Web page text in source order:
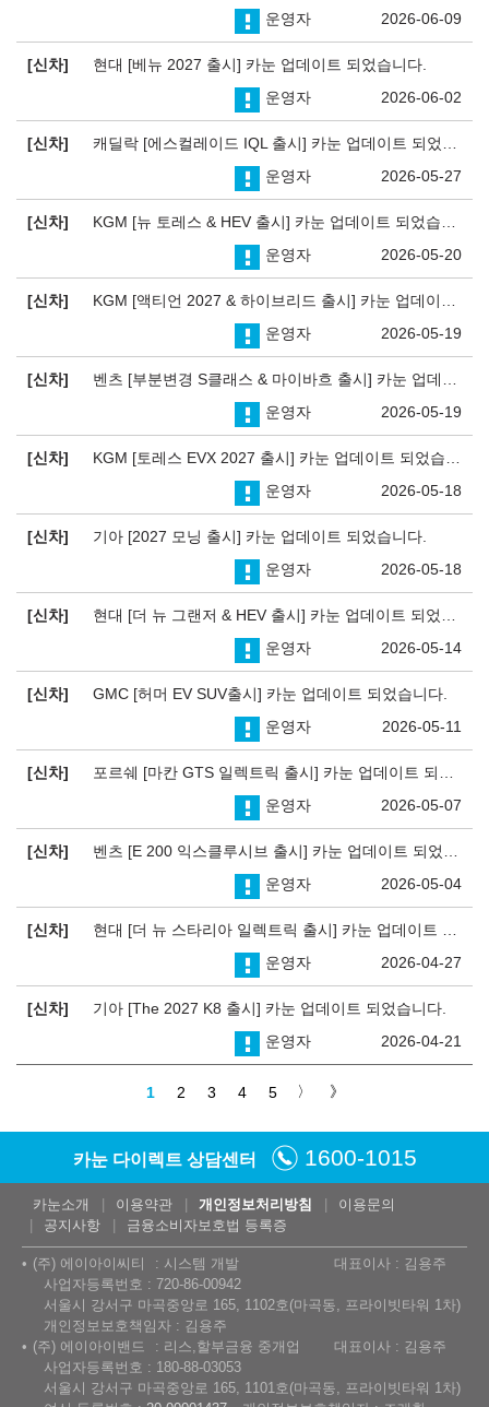
2026-06-09
운영자
신차
현대 [베뉴 2027 출시] 카눈 업데이트 되었습니다.
2026-06-02
운영자
신차
2026-05-27
운영자
신차
2026-05-20
운영자
신차
2026-05-19
운영자
신차
2026-05-19
운영자
신차
2026-05-18
운영자
신차
기아 [2027 모닝 출시] 카눈 업데이트 되었습니다.
2026-05-18
운영자
신차
2026-05-14
운영자
신차
GMC [허머 EV SUV출시] 카눈 업데이트 되었습니다.
2026-05-11
운영자
신차
2026-05-07
운영자
신차
2026-05-04
운영자
신차
2026-04-27
운영자
신차
기아 [The 2027 K8 출시] 카눈 업데이트 되었습니다.
2026-04-21
운영자
1 2 3 4 5
카눈 다이렉트 상담센터 1600-1015
카눈소개 이용약관 개인정보처리방침
이용문의
공지사항
금융소비자보호법 등록증
(주) 에이아이씨티 시스템 개발
대표이사 : 김용주
사업자등록번호 : 720-86-00942
서울시 강서구 마곡중앙로 165, 1102호(마곡동, 프라이빗타워 1차)
개인정보보호책임자 : 김용주
(주) 에이아이밴드
리스,할부금융 중개업
대표이사 : 김용주
사업자등록번호 : 180-88-03053
서울시 강서구 마곡중앙로 165, 1101호(마곡동, 프라이빗타워 1차)